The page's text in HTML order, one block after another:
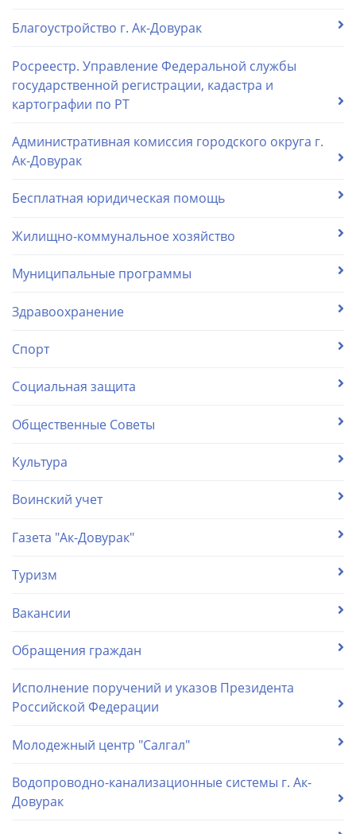
Благоустройство г. Ак-Довурак
Росреестр. Управление Федеральной службы
государственной регистрации, кадастра и
картографии по РТ
Административная комиссия городского округа г.
Ак-Довурак
Бесплатная юридическая помощь
Жилищно-коммунальное хозяйство
Муниципальные программы
Здравоохранение
Спорт
Социальная защита
Общественные Советы
Культура
Воинский учет
Газета "Ак-Довурак"
Туризм
Вакансии
Обращения граждан
Исполнение поручений и указов Президента
Российской Федерации
Молодежный центр "Салгал"
Водопроводно-канализационные системы г. Ак-
Довурак